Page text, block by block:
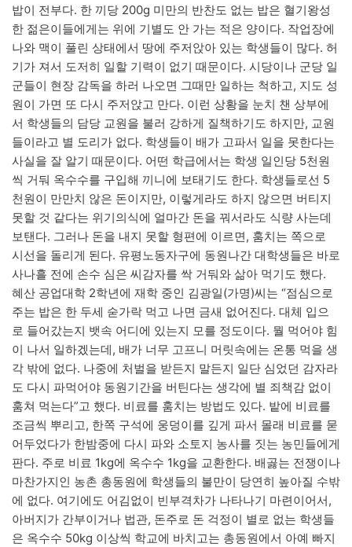
밥이 전부다. 한 끼당 200g 미만의 반찬도 없는 밥은 혈기왕성
한 젊은이들에게는 위에 기별도 안 가는 적은 양이다. 작업장에
나와 맥이 풀린 상태에서 땅에 주저앉아 있는 학생들이 많다. 허
기가 져서 도저히 일할 기력이 없기 때문이다. 시당이나 군당 일
군들이 현장 감독을 하러 나오면 그때만 일하는 척하고, 지도 성
원이 가면 또 다시 주저앉고 만다. 이런 상황을 눈치 챈 상부에
서 학생들의 담당 교원을 불러 강하게 질책하기도 하지만, 교원
들이라고 별 도리가 없다. 학생들이 배가 고파서 일을 못한다는
사실을 잘 알기 때문이다. 어떤 학급에서는 학생 일인당 5천원
씩 거둬 옥수수를 구입해 끼니에 보태기도 한다. 학생들로선 5
천원이 만만치 않은 돈이지만, 이렇게라도 하지 않으면 버티지
못할 것 같다는 위기의식에 얼마간 돈을 꿔서라도 식량 사는데
보탠다. 그러나 돈을 내지 못할 형편에 이르면, 훔치는 쪽으로
시선을 돌리게 된다. 유평노동자구에 동원나간 대학생들은 바로
사나흘 전에 손수 심은 씨감자를 싹 거둬와 삶아 먹기도 했다.
혜산 공업대학 2학년에 재학 중인 김광일(가명)씨는 “점심으로
주는 밥은 한 두세 숟가락 먹고 나면 금새 없어진다. 대체 입으
로 들어갔는지 뱃속 어디에 있는지 모를 정도이다. 뭘 먹어야 힘
이 나서 일하겠는데, 배가 너무 고프니 머릿속에는 온통 먹을 생
각 밖에 없다. 나중에 처벌을 받든지 말든지 일단 심었던 감자라
도 다시 파먹어야 동원기간을 버틴다는 생각에 별 죄책감 없이
훔쳐 먹는다”고 했다. 비료를 훔치는 방법도 있다. 밭에 비료를
조금씩 뿌리고, 한쪽 구석에 웅덩이를 깊게 파서 몰래 비료를 묻
어두었다가 한밤중에 다시 파와 소토지 농사를 짓는 농민들에게
판다. 주로 비료 1kg에 옥수수 1kg을 교환한다. 배곯는 전쟁이나
마찬가지인 농촌 총동원에 학생들의 불만이 당연히 높아질 수밖
에 없다. 여기에도 어김없이 빈부격차가 나타나기 마련이어서,
아버지가 간부이거나 법관, 돈주로 돈 걱정이 별로 없는 학생들
은 옥수수 50kg 이상씩 학교에 바치고는 총동원에서 아예 빠지